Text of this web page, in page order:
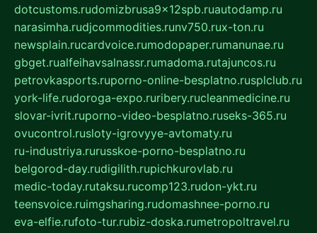
dotcustoms.rudomizbrusa9x12spb.ruautodamp.ru
narasimha.rudjcommodities.runv750.rux-ton.ru
newsplain.rucardvoice.rumodopaper.rumanunae.ru
gbget.rualfeihavsalnassr.rumadoma.rutajuncos.ru
petrovkasports.ruporno-online-besplatno.rusplclub.ru
york-life.rudoroga-expo.ruribery.rucleanmedicine.ru
slovar-ivrit.ruporno-video-besplatno.ruseks-365.ru
ovucontrol.rusloty-igrovyye-avtomaty.ru
ru-industriya.rurusskoe-porno-besplatno.ru
belgorod-day.rudigilith.rupichkurovlab.ru
medic-today.rutaksu.rucomp123.rudon-ykt.ru
teensvoice.ruimgsharing.rudomashnee-porno.ru
eva-elfie.rufoto-tur.rubiz-doska.rumetropoltravel.ru